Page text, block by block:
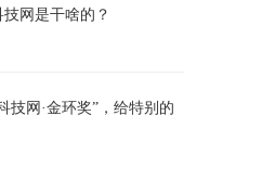
网是干啥的？
技网·金环奖”，给特别的